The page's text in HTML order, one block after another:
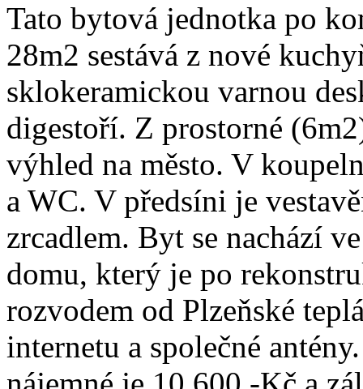
Tato bytová jednotka po
28m2 sestává z nové
sklokeramickou varnou
digestoří. Z prostorné
výhled na město. V
a WC. V předsíni je
zrcadlem. Byt se nachází
domu, který je po
rozvodem od Plzeňské
internetu a společné